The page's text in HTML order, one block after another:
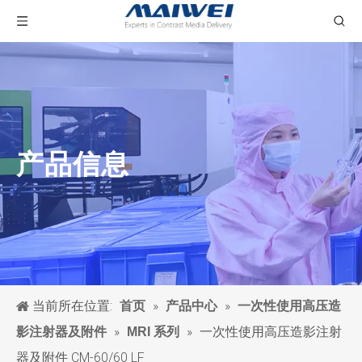
产品信息
当前所在位置: 首页 » 产品中心 » 一次性使用高压造
影注射器及附件 » MRI 系列 » 一次性使用高压造影注射
器及附件 CM-60/60 LF